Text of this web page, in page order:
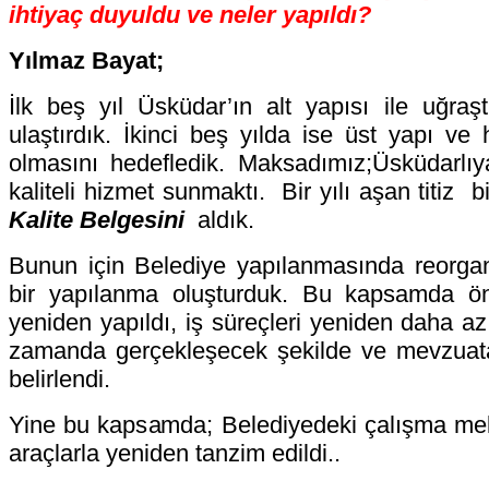
ihtiyaç duyuldu ve neler yapıldı?
Yılmaz Bayat;
İlk beş yıl Üsküdar’ın alt yapısı ile
ulaştırdık. İkinci beş yılda ise üst yapı ve
olmasını hedefledik.
kaliteli hizmet sunmaktı. Bir yılı aşan titiz
Kalite Belgesinialdık.
Bunun için Belediye yapılanmasında
bir yapılanma oluşturduk. Bu kapsamda
yeniden yapıldı, iş süreçleri yeniden daha
zamanda gerçekleşecek şekilde ve
belirlendi.
Yine bu kapsamda; Belediyedeki çalışma
araçlarla yeniden tanzim edildi..